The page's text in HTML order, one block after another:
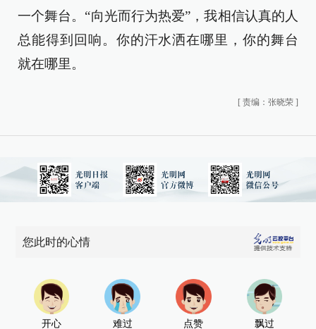
一个舞台。“向光而行为热爱”，我相信认真的人
总能得到回响。你的汗水洒在哪里，你的舞台
就在哪里。
[ 责编：张晓荣 ]
您此时的心情
开心 难过 点赞 飘过